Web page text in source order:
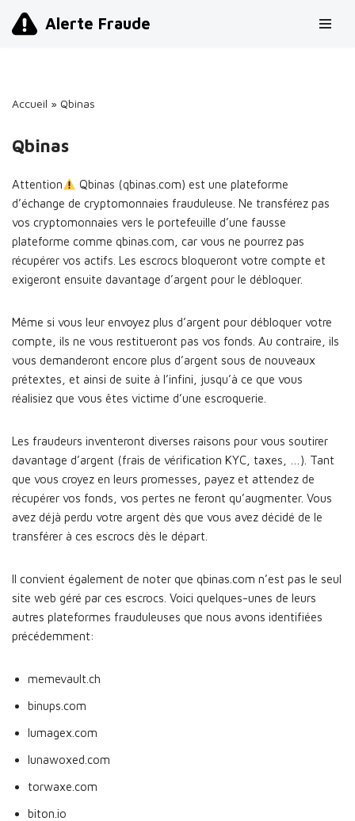
Alerte Fraude
Accueil » Qbinas
Qbinas
Attention
Qbinas (qbinas.com) est une plateforme
d’échange de cryptomonnaies frauduleuse. Ne transférez pas
vos cryptomonnaies vers le portefeuille d’une fausse
plateforme comme qbinas.com, car vous ne pourrez pas
récupérer vos actifs. Les escrocs bloqueront votre compte et
exigeront ensuite davantage d’argent pour le débloquer.
Même si vous leur envoyez plus d’argent pour débloquer votre
compte, ils ne vous restitueront pas vos fonds. Au contraire, ils
vous demanderont encore plus d’argent sous de nouveaux
prétextes, et ainsi de suite à l’infini, jusqu’à ce que vous
réalisiez que vous êtes victime d’une escroquerie.
Les fraudeurs inventeront diverses raisons pour vous soutirer
davantage d’argent (frais de vérification KYC, taxes, …). Tant
que vous croyez en leurs promesses, payez et attendez de
récupérer vos fonds, vos pertes ne feront qu’augmenter. Vous
avez déjà perdu votre argent dès que vous avez décidé de le
transférer à ces escrocs dès le départ.
Il convient également de noter que qbinas.com n’est pas le seul
site web géré par ces escrocs. Voici quelques-unes de leurs
autres plateformes frauduleuses que nous avons identifiées
précédemment:
memevault.ch
binups.com
lumagex.com
lunawoxed.com
torwaxe.com
biton.io